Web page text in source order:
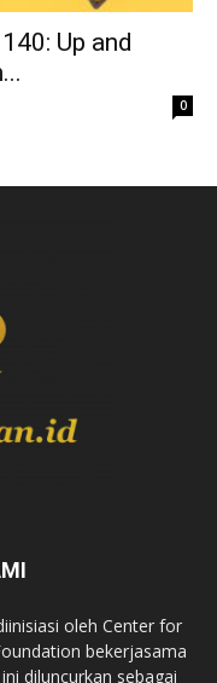
Up and
0
oleh Center for
bekerjasama
diluncurkan sebagai